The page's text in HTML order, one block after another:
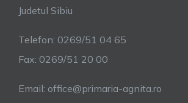
Judetul Sibiu
Telefon: 0269/51 04 65
Fax: 0269/51 20 00
Email: office@primaria-agnita.ro